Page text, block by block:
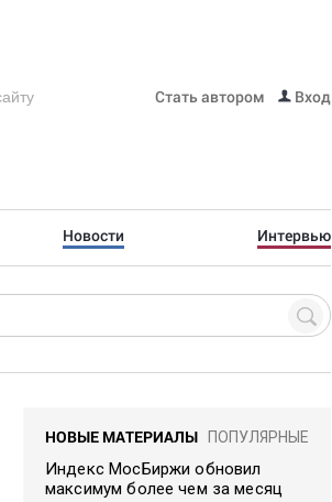
Стать автором Вход
Новости Интервью
НОВЫЕ МАТЕРИАЛЫ ПОПУЛЯРНЫЕ
Индекс МосБиржи обновил
максимум более чем за месяц